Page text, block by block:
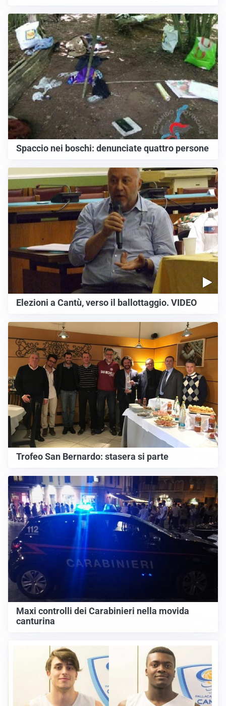
Spaccio nei boschi: denunciate quattro persone
Elezioni a Cantù, verso il ballottaggio. VIDEO
Trofeo San Bernardo: stasera si parte
Maxi controlli dei Carabinieri nella movida
canturina